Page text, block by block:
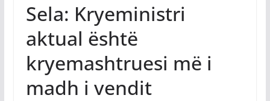
Sela: Kryeministri
aktual është
kryemashtruesi më i
madh i vendit